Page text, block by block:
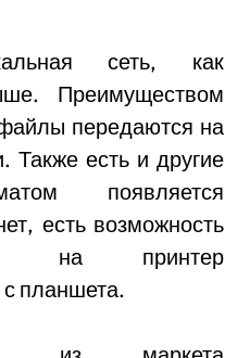
сеть, как
Преимуществом
передаются на
Также есть и другие
появляется
есть возможность
на принтер
планшета.